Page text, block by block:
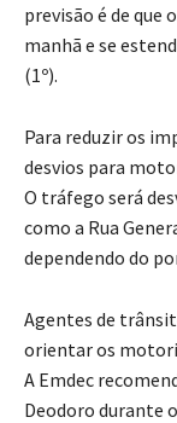
previsão é de
manhã e se
(1º).
Para reduzir os
desvios para
O tráfego será
como a Rua
dependendo do
Agentes de
orientar os
A Emdec
Deodoro durante